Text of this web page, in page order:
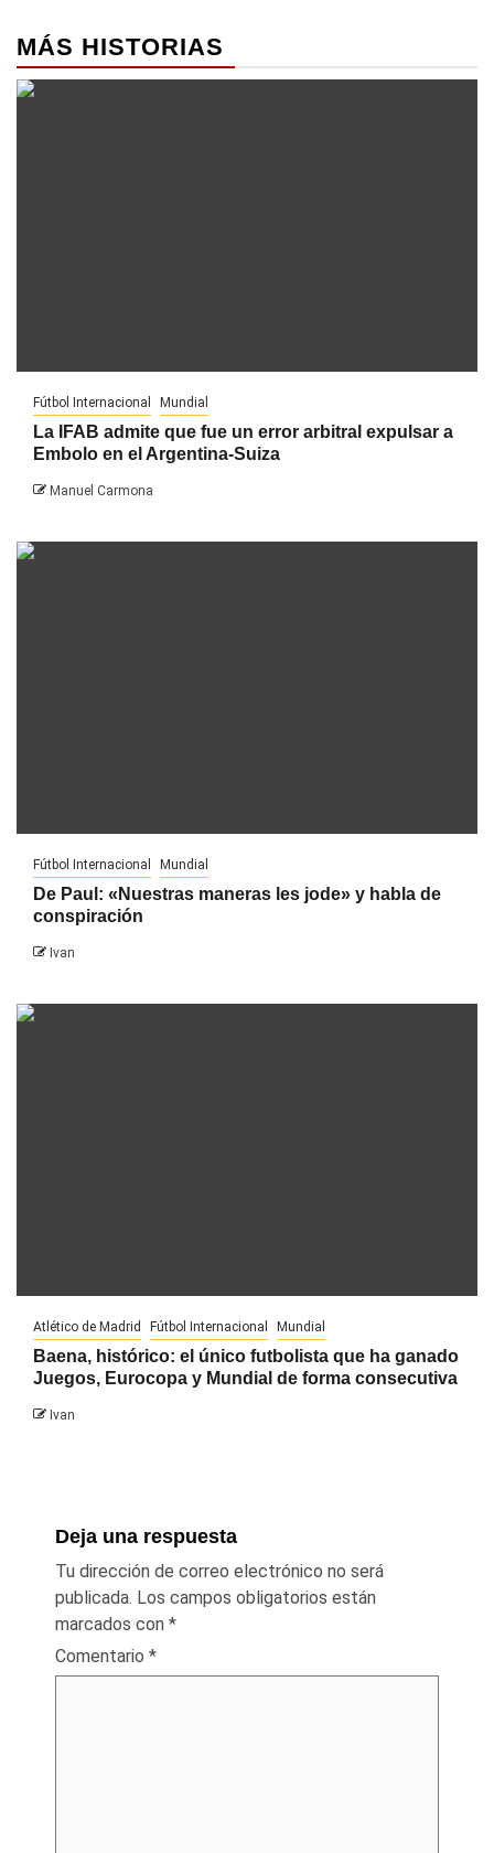
MÁS HISTORIAS
Fútbol Internacional Mundial
La IFAB admite que fue un error arbitral expulsar a
Embolo en el Argentina-Suiza
Manuel Carmona
Fútbol Internacional Mundial
De Paul: «Nuestras maneras les jode» y habla de
conspiración
Ivan
Atlético de Madrid Fútbol Internacional Mundial
Baena, histórico: el único futbolista que ha ganado
Juegos, Eurocopa y Mundial de forma consecutiva
Ivan
Deja una respuesta
Tu dirección de correo electrónico no será
publicada. Los campos obligatorios están
marcados con *
Comentario *